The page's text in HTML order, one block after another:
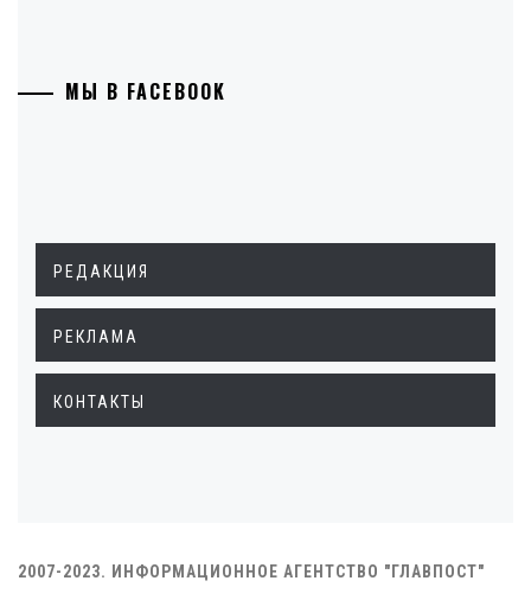
МЫ В FACEBOOK
РЕДАКЦИЯ
РЕКЛАМА
КОНТАКТЫ
2007-2023. ИНФОРМАЦИОННОЕ АГЕНТСТВО "ГЛАВПОСТ"